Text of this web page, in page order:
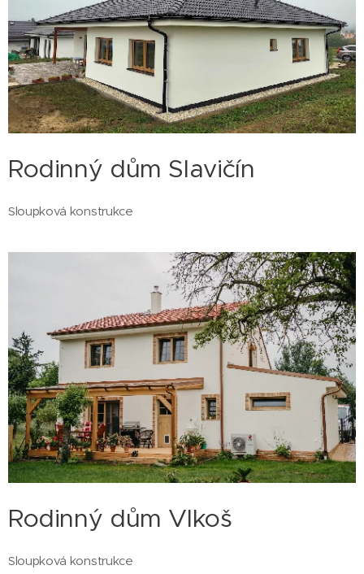
Rodinný dům Slavičín
Sloupková konstrukce
Rodinný dům Vlkoš
Sloupková konstrukce